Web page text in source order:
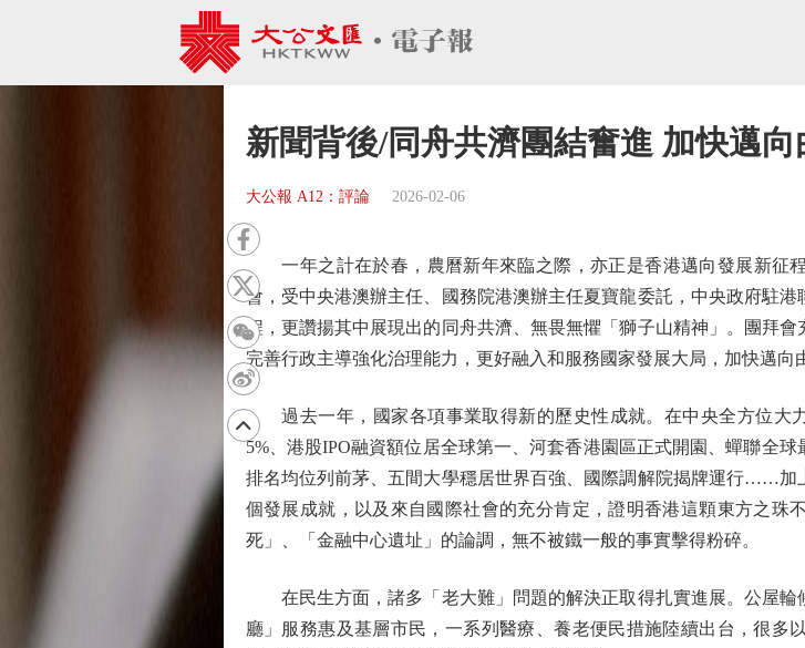
新聞背後/同舟共濟團結奮進 加快邁
大公報 A12：評論 2026-02-06
一年之計在於春，農曆新年來臨之際，亦正是香港邁向發展新征程
會，受中央港澳辦主任、國務院港澳辦主任夏寶龍委託，中央政府駐
程，更讚揚其中展現出的同舟共濟、無畏無懼「獅子山精神」。團拜
完善行政主導強化治理能力，更好融入和服務國家發展大局，加快邁向
過去一年，國家各項事業取得新的歷史性成就。在中央全方位大力
5%、港股IPO融資額位居全球第一、河套香港園區正式開園、蟬聯全
排名均位列前茅、五間大學穩居世界百強、國際調解院揭牌運行……加
個發展成就，以及來自國際社會的充分肯定，證明香港這顆東方之珠
死」、「金融中心遺址」的論調，無不被鐵一般的事實擊得粉碎。
在民生方面，諸多「老大難」問題的解決正取得扎實進展。公屋輪
廳」服務惠及基層市民，一系列醫療、養老便民措施陸續出台，很多